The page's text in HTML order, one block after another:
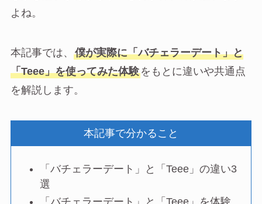
よね。
本記事では、 僕が実際に「バチェラーデート」と
「Teee」を使ってみた体験をもとに違いや共通点
を解説します。
本記事で分かること
「バチェラーデート」と「Teee」の違い3
選